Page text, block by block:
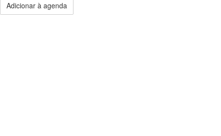
Adicionar à agenda